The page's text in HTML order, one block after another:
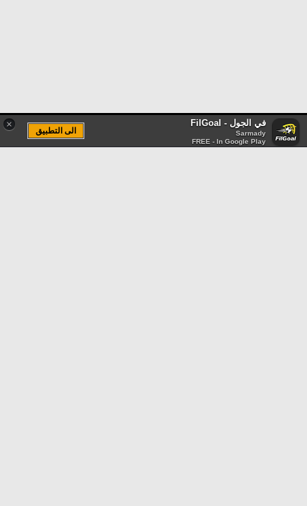
× في الجول - FilGoal
Sarmady
FREE - In Google Play
الى التطبيق